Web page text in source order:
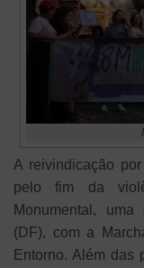
A reivindicação
pelo fim da
Monumental,
(DF), com a
Entorno. Além das